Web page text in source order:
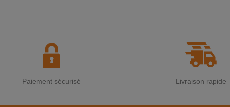
Paiement sécurisé Livraison rapide